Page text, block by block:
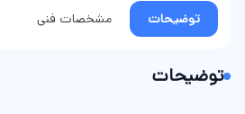
توضیحات مشخصات فنی
توضیحات